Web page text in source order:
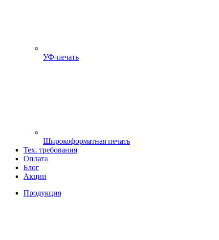
УФ-печать
Широкоформатная печать
Тех. требования
Оплата
Блог
Акции
Продукция